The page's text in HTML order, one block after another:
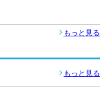
もっと見る
もっと見る